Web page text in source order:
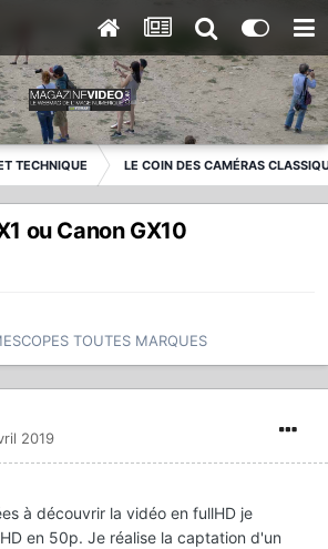
TECHNIQUE LE COIN DES CAMÉRAS
ou Canon GX10
TOUTES MARQUES
2019
à découvrir la vidéo en fullHD je
en 50p. Je réalise la captation d'un